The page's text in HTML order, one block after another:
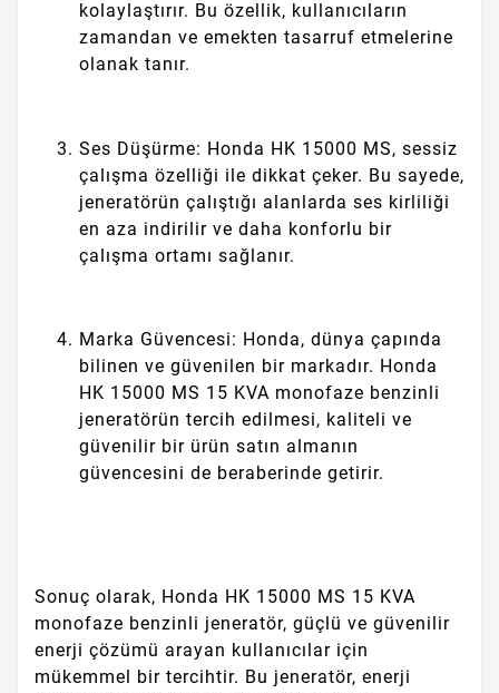
kolaylaştırır. Bu özellik, kullanıcıların
zamandan ve emekten tasarruf etmelerine
olanak tanır.
Ses Düşürme: Honda HK 15000 MS, sessiz
çalışma özelliği ile dikkat çeker. Bu sayede,
jeneratörün çalıştığı alanlarda ses kirliliği
en aza indirilir ve daha konforlu bir
çalışma ortamı sağlanır.
Marka Güvencesi: Honda, dünya çapında
bilinen ve güvenilen bir markadır. Honda
HK 15000 MS 15 KVA monofaze benzinli
jeneratörün tercih edilmesi, kaliteli ve
güvenilir bir ürün satın almanın
güvencesini de beraberinde getirir.
Sonuç olarak, Honda HK 15000 MS 15 KVA
monofaze benzinli jeneratör, güçlü ve güvenilir
enerji çözümü arayan kullanıcılar için
mükemmel bir tercihtir. Bu jeneratör, enerji